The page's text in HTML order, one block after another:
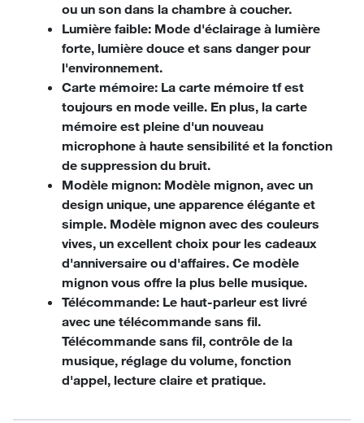
ou un son dans la chambre à coucher.
Lumière faible: Mode d'éclairage à lumière
forte, lumière douce et sans danger pour
l'environnement.
Carte mémoire: La carte mémoire tf est
toujours en mode veille. En plus, la carte
mémoire est pleine d'un nouveau
microphone à haute sensibilité et la fonction
de suppression du bruit.
Modèle mignon: Modèle mignon, avec un
design unique, une apparence élégante et
simple. Modèle mignon avec des couleurs
vives, un excellent choix pour les cadeaux
d'anniversaire ou d'affaires. Ce modèle
mignon vous offre la plus belle musique.
Télécommande: Le haut-parleur est livré
avec une télécommande sans fil.
Télécommande sans fil, contrôle de la
musique, réglage du volume, fonction
d'appel, lecture claire et pratique.